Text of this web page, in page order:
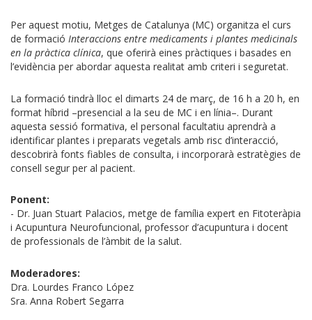
Per aquest motiu, Metges de Catalunya (MC) organitza el curs
de formació Interaccions entre medicaments i plantes medicinals
en la pràctica clínica, que oferirà eines pràctiques i basades en
l’evidència per abordar aquesta realitat amb criteri i seguretat.
La formació tindrà lloc el dimarts 24 de març, de 16 h a 20 h, en
format híbrid –presencial a la seu de MC i en línia–. Durant
aquesta sessió formativa, el personal facultatiu aprendrà a
identificar plantes i preparats vegetals amb risc d’interacció,
descobrirà fonts fiables de consulta, i incorporarà estratègies de
consell segur per al pacient.
Ponent:
- Dr. Juan Stuart Palacios, metge de família expert en Fitoteràpia
i Acupuntura Neurofuncional, professor d’acupuntura i docent
de professionals de l’àmbit de la salut.
Moderadores:
Dra. Lourdes Franco López
Sra. Anna Robert Segarra